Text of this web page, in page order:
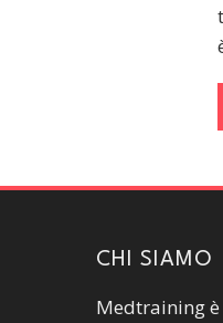
CHI SIAMO
Medtraining